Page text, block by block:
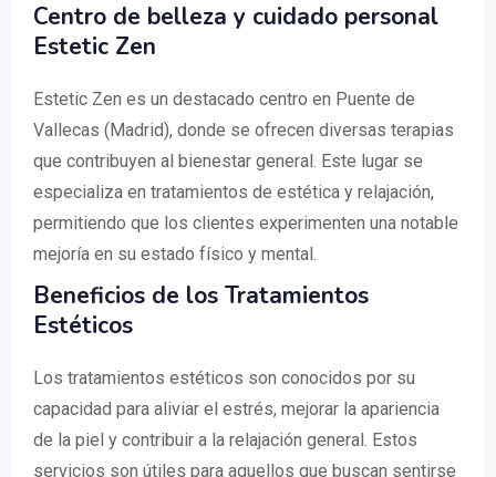
Centro de belleza y cuidado personal
Estetic Zen
Estetic Zen es un destacado centro en Puente de
Vallecas (Madrid), donde se ofrecen diversas terapias
que contribuyen al bienestar general. Este lugar se
especializa en tratamientos de estética y relajación,
permitiendo que los clientes experimenten una notable
mejoría en su estado físico y mental.
Beneficios de los Tratamientos
Estéticos
Los tratamientos estéticos son conocidos por su
capacidad para aliviar el estrés, mejorar la apariencia
de la piel y contribuir a la relajación general. Estos
servicios son útiles para aquellos que buscan sentirse